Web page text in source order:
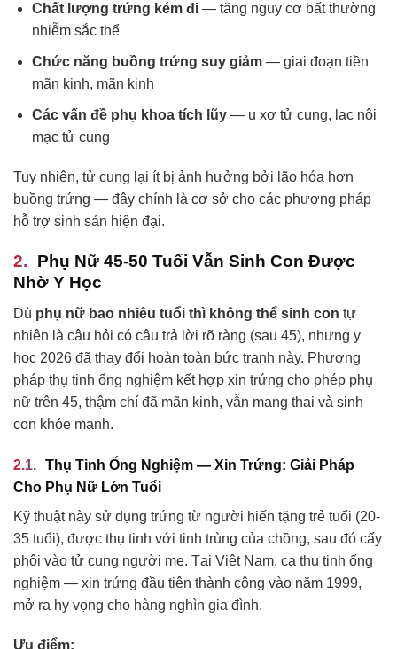
Chất lượng trứng kém đi— tăng nguy cơ bất thường
nhiễm sắc thể
Chức năng buồng trứng suy giảm— giai đoạn tiền
mãn kinh, mãn kinh
Các vấn đề phụ khoa tích lũy— u xơ tử cung, lạc nội
mạc tử cung
Tuy nhiên, tử cung lại ít bị ảnh hưởng bởi lão hóa hơn
buồng trứng — đây chính là cơ sở cho các phương pháp
hỗ trợ sinh sản hiện đại.
Phụ Nữ 45-50 Tuổi Vẫn Sinh Con Được
Nhờ Y Học
Dù phụ nữ bao nhiêu tuổi thì không thể sinh con tự
nhiên là câu hỏi có câu trả lời rõ ràng (sau 45), nhưng y
học 2026 đã thay đổi hoàn toàn bức tranh này. Phương
pháp thụ tinh ống nghiệm kết hợp xin trứng cho phép phụ
nữ trên 45, thậm chí đã mãn kinh, vẫn mang thai và sinh
con khỏe mạnh.
Thụ Tinh Ống Nghiệm — Xin Trứng: Giải Pháp
Cho Phụ Nữ Lớn Tuổi
Kỹ thuật này sử dụng trứng từ người hiến tặng trẻ tuổi (20-
35 tuổi), được thụ tinh với tinh trùng của chồng, sau đó cấy
phôi vào tử cung người mẹ. Tại Việt Nam, ca thụ tinh ống
nghiệm — xin trứng đầu tiên thành công vào năm 1999,
mở ra hy vọng cho hàng nghìn gia đình.
Ưu điểm: